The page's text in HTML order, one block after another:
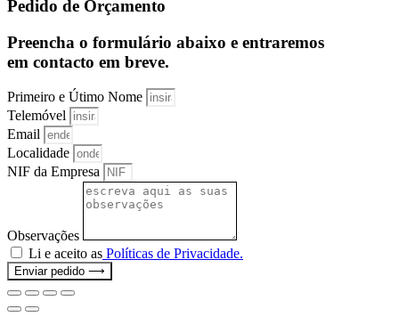
Pedido de Orçamento
Preencha o formulário abaixo e entraremos
em contacto em breve.
Primeiro e Útimo Nome
Telemóvel
Email
Localidade
NIF da Empresa
Observações
Li e aceito as Políticas de Privacidade.
Enviar pedido ⟶